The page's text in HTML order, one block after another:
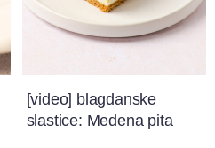
[video] blagdanske
slastice: Medena pita